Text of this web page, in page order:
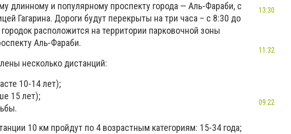
длинному и популярному проспекту города — Аль-Фараби, с
Гагарина. Дороги будут перекрыты на три часа – с 8:30 до
расположится на территории парковочной зоны
Аль-Фараби.
несколько дистанций:
10-14 лет);
15 лет);
10 км пройдут по 4 возрастным категориям: 15-34 года;
13:30
11:32
09:22